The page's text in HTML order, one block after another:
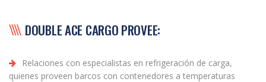
DOUBLE ACE CARGO PROVEE:
Relaciones con especialistas en refrigeración de carga,
quienes proveen barcos con contenedores a temperaturas